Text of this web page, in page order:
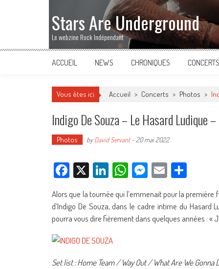
Stars Are Underground
Le webzine Rock Indépendant
ACCUEIL NEWS CHRONIQUES CONCERTS
Vous êtes ici Accueil > Concerts > Photos >
Indigo De Souza – Le Hasard Ludique
Photos byDavid Servant- 20 mai 2022
Facebook
X LinkedIn
WhatsApp
Messenger
Email
Alors que la tournée qui l’emmenait pour la
d’Indigo De Souza, dans le cadre intime du
pourra vous dire fièrement dans quelques années : «
Set list : Home Team / Way Out / What Are We